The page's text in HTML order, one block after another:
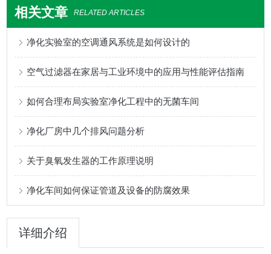
相关文章 RELATED ARTICLES
净化实验室的空调通风系统是如何设计的
空气过滤器在家居与工业环境中的应用与性能评估指南
如何合理布局实验室净化工程中的无菌车间
净化厂房中几个排风问题分析
关于臭氧发生器的工作原理说明
净化车间如何保证管道及设备的防腐效果
详细介绍